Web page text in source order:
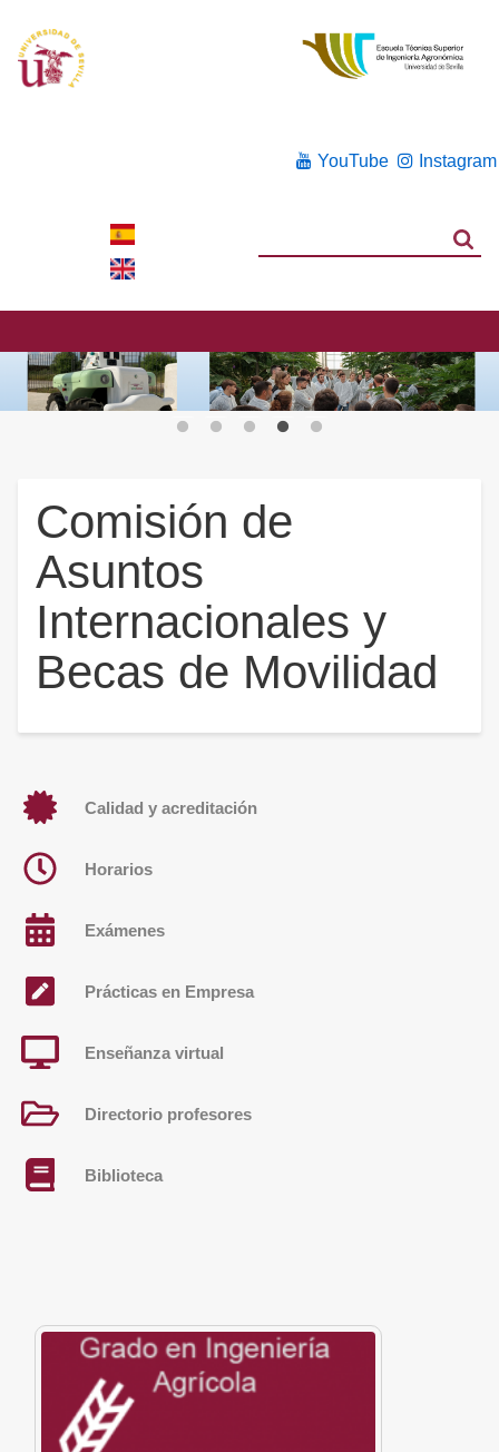
YouTube Instagram
Comisión de
Asuntos
Internacionales y
Becas de Movilidad
Calidad y acreditación
Horarios
Exámenes
Prácticas en Empresa
Enseñanza virtual
Directorio profesores
Biblioteca